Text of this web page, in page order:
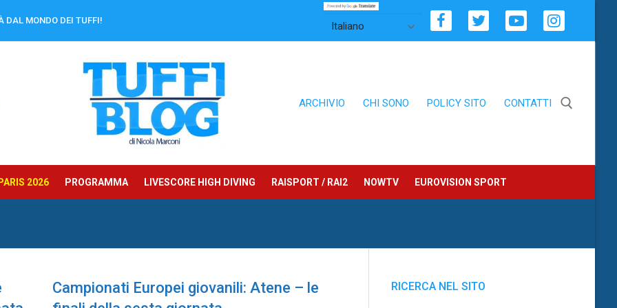
DAL MONDO DEI TUFFI!
ARCHIVIO CHI SONO POLICY SITO CONTATTI
2026 PROGRAMMA LIVESCORE HIGH DIVING RAISPORT / RAI2 NOWTV EUROVISION SPORT
Campionati Europei giovanili: Atene – le
RICERCA NEL SITO